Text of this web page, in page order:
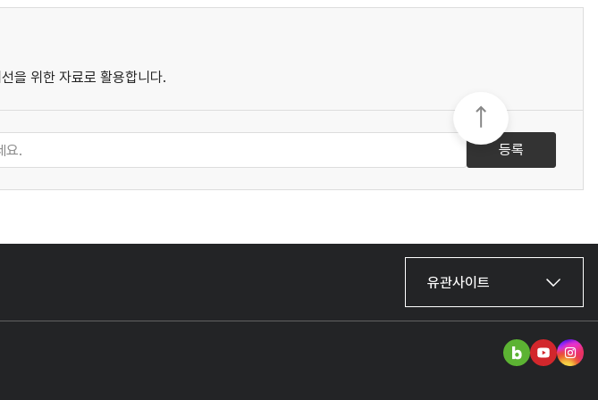
을 위한 자료로 활용합니다.
등록
유관사이트